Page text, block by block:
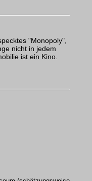
"Monopoly",
nicht in jedem
ist ein Kino.